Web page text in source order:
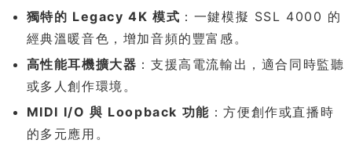
獨特的 Legacy 4K 模式 ：一鍵模擬 SSL 4000 的
經典溫暖音色，增加音頻的豐富感。
高性能耳機擴大器 ：支援高電流輸出，適合同時監聽
或多人創作環境。
MIDI I/O 與 Loopback 功能 ：方便創作或直播時
的多元應用。